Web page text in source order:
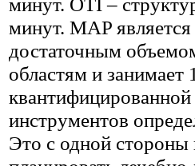
минут. MAP
достаточным
областям и
инструментов
Это с одной стороны